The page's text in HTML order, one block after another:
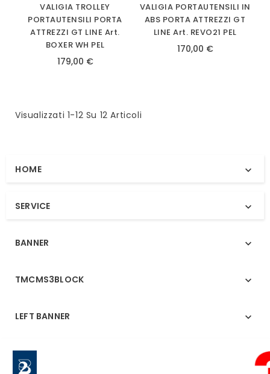
VALIGIA TROLLEY
PORTAUTENSILI PORTA
ATTREZZI GT LINE Art.
BOXER WH PEL
179,00 €
VALIGIA PORTAUTENSILI IN
ABS PORTA ATTREZZI GT
LINE Art. REVO21 PEL
170,00 €
Visualizzati 1-12 Su 12 Articoli
HOME 
SERVICE 
BANNER 
TMCMS3BLOCK 
LEFT BANNER 